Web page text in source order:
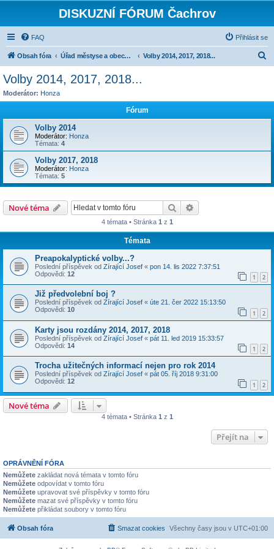
DISKUZNÍ FÓRUM Čachrov
FAQ Přihlásit se
Obsah fóra Úřad městyse a obecní zastupitelstvo Volby 2014, 2017, 2018...
Volby 2014, 2017, 2018...
Moderátor: Honza
Fórum
Volby 2014
Moderátor: Honza
Témata: 4
Volby 2017, 2018
Moderátor: Honza
Témata: 5
Nové téma Hledat
4 témata • Stránka 1 z 1
Témata
Preapokalyptické volby...?
Poslední příspěvek od Zírající Josef « pon 14. lis 2022 7:37:51
Odpovědi: 12 1 2
Již předvolební boj ?
Poslední příspěvek od Zírající Josef « úte 21. čer 2022 15:13:50
Odpovědi: 10 1 2
Karty jsou rozdány 2014, 2017, 2018
Poslední příspěvek od Zírající Josef « pát 11. led 2019 15:33:57
Odpovědi: 14 1 2
Trocha užitečných informací nejen pro rok 2014
Poslední příspěvek od Zírající Josef « pát 05. říj 2018 9:31:00
Odpovědi: 12 1 2
Nové téma
4 témata • Stránka 1 z 1
Přejít na
OPRÁVNĚNÍ FÓRA
Nemůžete zakládat nová témata v tomto fóru
Nemůžete odpovídat v tomto fóru
Nemůžete upravovat své příspěvky v tomto fóru
Nemůžete mazat své příspěvky v tomto fóru
Nemůžete přikládat soubory v tomto fóru
Obsah fóra Všechny časy jsou v UTC+01:00
Smazat cookies